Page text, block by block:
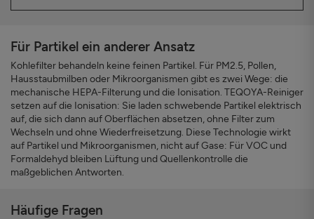
Für Partikel ein anderer Ansatz
Kohlefilter behandeln keine feinen Partikel. Für PM2.5, Pollen,
Hausstaubmilben oder Mikroorganismen gibt es zwei Wege: die
mechanische HEPA-Filterung und die Ionisation. TEQOYA-Reiniger
setzen auf die Ionisation: Sie laden schwebende Partikel elektrisch
auf, die sich dann auf Oberflächen absetzen, ohne Filter zum
Wechseln und ohne Wiederfreisetzung. Diese Technologie wirkt
auf Partikel und Mikroorganismen, nicht auf Gase: Für VOC und
Formaldehyd bleiben Lüftung und Quellenkontrolle die
maßgeblichen Antworten.
Häufige Fragen